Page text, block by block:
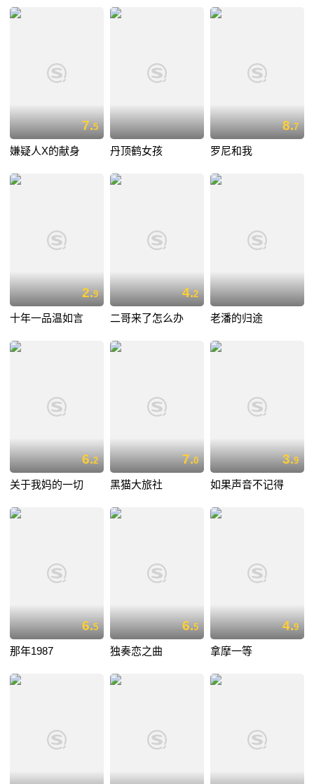
7.5
嫌疑人X的献身 丹顶鹤女孩
8.7
罗尼和我
2.9
十年一品温如言
4.2
二哥来了怎么办 老潘的归途
6.2
关于我妈的一切
7.0
黑猫大旅社
3.9
如果声音不记得
6.5
那年1987
6.5
独奏恋之曲
4.9
拿摩一等